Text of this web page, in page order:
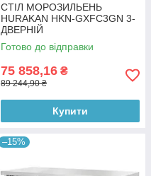
СТІЛ МОРОЗИЛЬЕНЬ
HURAKAN HKN-GXFC3GN 3-
ДВЕРНІЙ
Готово до відправки
75 858,16 ₴
89 244,90 ₴
Купити
–15%